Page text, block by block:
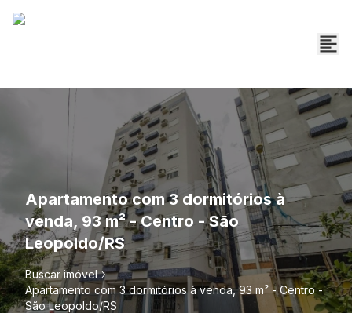
Apartamento com 3 dormitórios à
venda, 93 m² - Centro - São
Leopoldo/RS
Buscar imóvel
Apartamento com 3 dormitórios à venda, 93 m² - Centro -
São Leopoldo/RS